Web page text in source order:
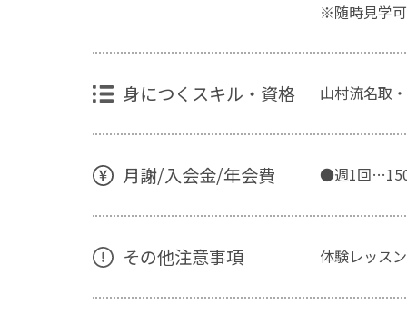
※随時見学可
身につくスキル・資格 山村流名取
月謝/入会金/年会費 ●週1回
その他注意事項 体験レッス